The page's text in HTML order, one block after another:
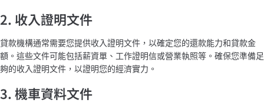
2. 收入證明文件
貸款機構通常需要您提供收入證明文件，以確定您的還款能力和貸款金
額。這些文件可能包括薪資單、工作證明信或營業執照等。確保您準備足
夠的收入證明文件，以證明您的經濟實力。
3. 機車資料文件